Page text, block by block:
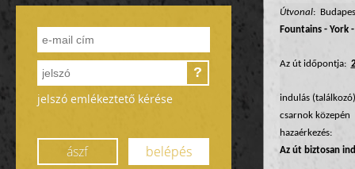
?
jelszó emlékeztető kérése
ászf
belépés
Útvonal:
Fountains - York
Az út időpontja:
indulás
csarnok közepén
hazaérkezés:
Az út biztosan